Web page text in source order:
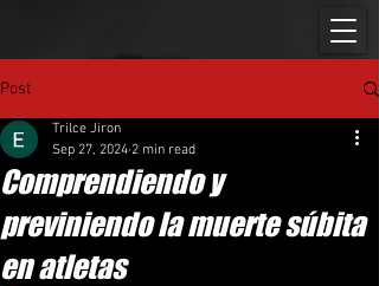
Post
Comprendiendo y
previniendo la muerte súbita
en atletas
Trilce Jiron
Sep 27, 2024 2 min read